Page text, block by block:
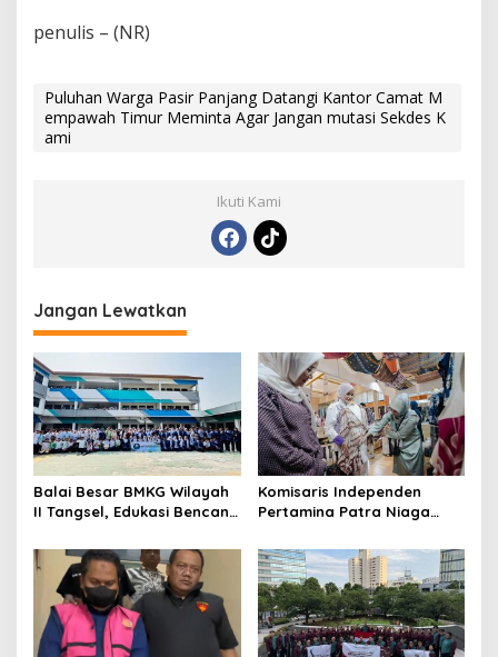
penulis – (NR)
Puluhan Warga Pasir Panjang Datangi Kantor Camat M
empawah Timur Meminta Agar Jangan mutasi Sekdes K
ami
Ikuti Kami
Jangan Lewatkan
Balai Besar BMKG Wilayah
II Tangsel, Edukasi Bencana
kepada pelajar UPTD SMPN
23
Komisaris Independen
Pertamina Patra Niaga
Mitra Binaan dengan
Sentuhan Kemanusiaan dan
Keberlanjutan